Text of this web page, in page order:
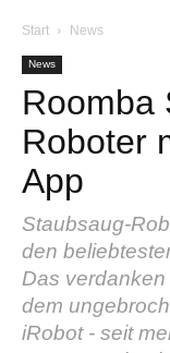
Start News
News
Roomba
Roboter
App
Staubsaug-
den
Das
dem
iRobot - seit